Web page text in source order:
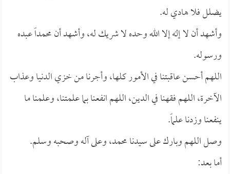
يضلل فلا هادي له.
وأشهد أن لا إله إلا الله وحده لا شريك له، وأشهد أن محمداً عبده
ورسوله.
اللهم أحسن عاقبتنا في الأمور كلها، وأجرنا من خزي الدنيا وعذاب
الآخرة، اللهم فقهنا في الدين، اللهم انفعنا بما علمتنا، وعلمنا ما
ينفعنا وزدنا علماً.
وصل اللهم وبارك على سيدنا محمد، وعلى آله وصحبه وسلم.
أما بعد: